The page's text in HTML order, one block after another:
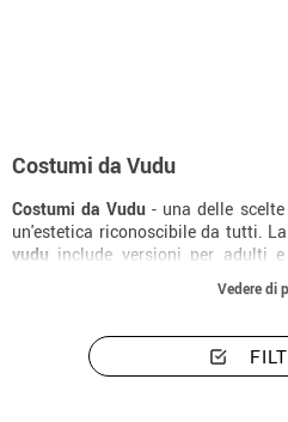
Costumi da Vudu
Costumi da Vudu - una delle
un'estetica riconoscibile da tutti.
vudu include versioni per adulti
costume di
la trasformazione e totale. Consegna
Vedere di